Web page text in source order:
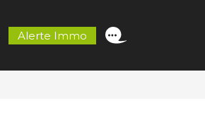
Alerte Immo